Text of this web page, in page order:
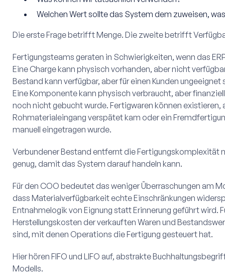
Welchen Wert sollte das System dem zuweisen,
Die erste Frage betrifft Menge. Die zweite betrifft
Fertigungsteams geraten in Schwierigkeiten, wenn das
Eine Charge kann physisch vorhanden, aber nicht
Bestand kann verfügbar, aber für einen Kunden
Eine Komponente kann physisch verbraucht, aber
noch nicht gebucht wurde. Fertigwaren können existieren,
Rohmaterialeingang verspätet kam oder ein
manuell eingetragen wurde.
Verbundener Bestand entfernt die Fertigungskomplexität
genug, damit das System darauf handeln kann.
Für den COO bedeutet das weniger Überraschungen am
dass Materialverfügbarkeit echte Einschränkungen
Entnahmelogik von Eignung statt Erinnerung geführt wird.
Herstellungskosten der verkauften Waren und
sind, mit denen Operations die Fertigung gesteuert hat.
Hier hören FIFO und LIFO auf, abstrakte
Modells.